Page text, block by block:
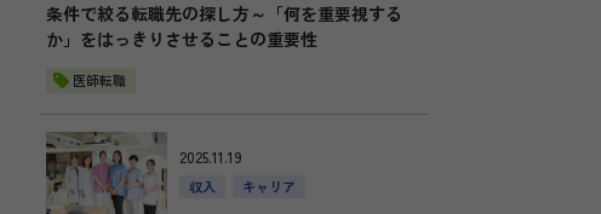
条件で絞る転職先の探し方～「何を重要視する
か」をはっきりさせることの重要性
医師転職
2025.11.19
収入 キャリア